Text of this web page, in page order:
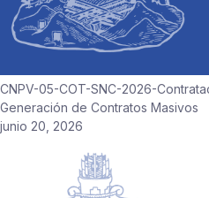
CNPV-05-COT-SNC-2026-
Generación de Contratos Masivos
junio 20, 2026